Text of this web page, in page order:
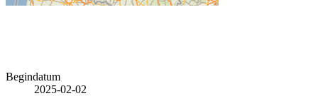
Begindatum
2025-02-02